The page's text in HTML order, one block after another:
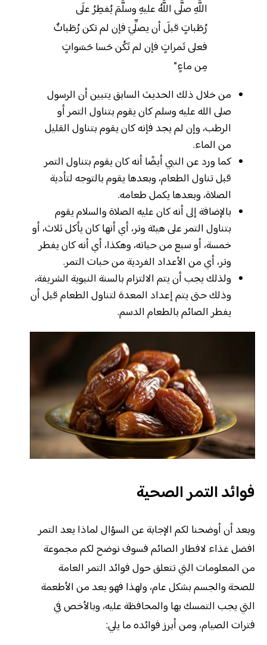
اللَّهِصلَّىاللَّهُعليهِوسلَّمَيُفطِرُعلَى
رُطَباتٍقبلَأنيصلِّيَفإنلمتكنرُطَباتٌ
فعلىتَمراتٍفإنلمتَكُنحَساحَسَواتٍ
مِنماءٍ”
من خلال ذلك الحديث السابق يتبين أن الرسول
صلى الله عليه وسلم كان يقوم بتناول التمر أو
الرطب، وإن لم يجد فإنه كان يقوم بتناول القليل
من الماء.
كما ورد عن النبي أيضًا أنه كان يقوم بتناول التمر
قبل تناول الطعام، وبعدها يقوم بالتوجه لتأدية
الصلاة، وبعدها يكمل طعامه.
بالإضافة إلى أنه كان عليه الصلاة والسلام يقوم
بتناول التمر على هيئة وتر، أي أنها كان يأكل ثلاث، أو
خمسة، أو سبع من حباته، وهكذا، أي أنه كان يفطر
وتر، أي من الأعداد الفردية من حبات التمر.
ولذلك يجب أن يتم الالتزام بالسنة النبوية الشريفة،
وذلك حتى يتم إعداد المعدة لتناول الطعام قبل أن
يفطر الصائم بالطعام الدسم.
فوائد التمر الصحية
وبعد أن أوضحنا لكم الإجابة عن السؤال لماذا يعد التمر
افضل غذاء لافطار الصائم فسوف نوضح لكم مجموعة
من المعلومات التي تتعلق حول فوائد التمر العامة
للصحة والجسم بشكل عام، ولهذا فهو يعد من الأطعمة
التي يجب التمسك بها والمحافظة عليه، وبالأخص في
فترات الصيام، ومن أبرز فوائده ما يلي: